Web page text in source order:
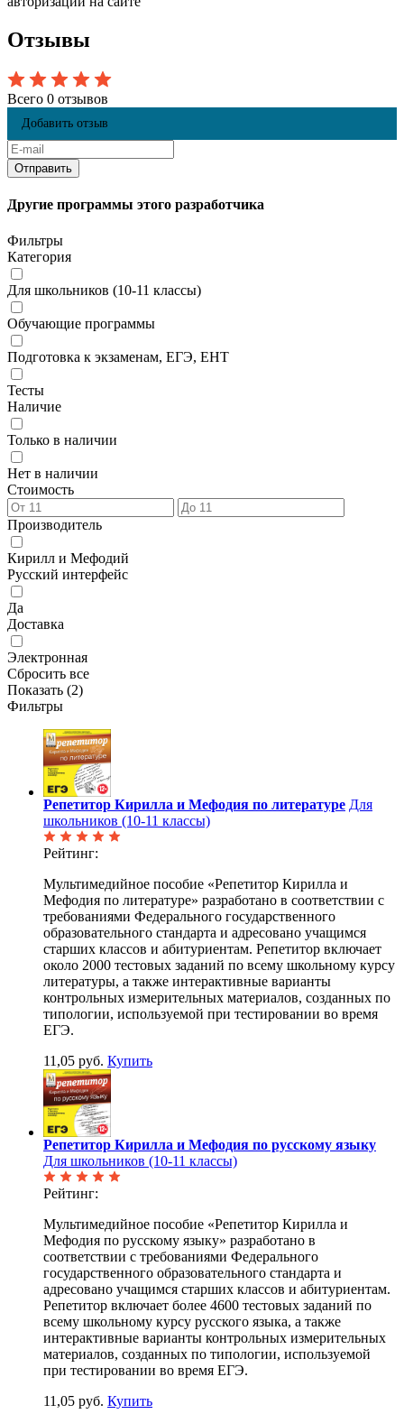
Отзывы
Всего 0 отзывов
Добавить отзыв
Другие программы этого разработчика
Фильтры
Категория
Для школьников (10-11 классы)
Обучающие программы
Подготовка к экзаменам, ЕГЭ, ЕНТ
Тесты
Наличие
Только в наличии
Нет в наличии
Стоимость
Производитель
Кирилл и Мефодий
Русский интерфейс
Да
Доставка
Электронная
Сбросить все
Показать (2)
Фильтры
Репетитор Кирилла и Мефодия по литературе Для
школьников (10-11 классы)
Рейтинг:
Мультимедийное пособие «Репетитор Кирилла и
Мефодия по литературе» разработано в соответствии с
требованиями Федерального государственного
образовательного стандарта и адресовано учащимся
старших классов и абитуриентам. Репетитор включает
около 2000 тестовых заданий по всему школьному курсу
литературы, а также интерактивные варианты
контрольных измерительных материалов, созданных по
типологии, используемой при тестировании во время
ЕГЭ.
11,05 руб. Купить
Репетитор Кирилла и Мефодия по русскому языку
Для школьников (10-11 классы)
Рейтинг:
Мультимедийное пособие «Репетитор Кирилла и
Мефодия по русскому языку» разработано в
соответствии с требованиями Федерального
государственного образовательного стандарта и
адресовано учащимся старших классов и абитуриентам.
Репетитор включает более 4600 тестовых заданий по
всему школьному курсу русского языка, а также
интерактивные варианты контрольных измерительных
материалов, созданных по типологии, используемой
при тестировании во время ЕГЭ.
11,05 руб. Купить